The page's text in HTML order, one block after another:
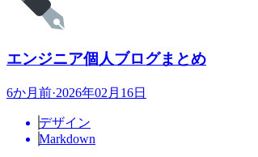
エンジニア個人ブログまとめ
6か月前·2026年02月16日
デザイン
Markdown